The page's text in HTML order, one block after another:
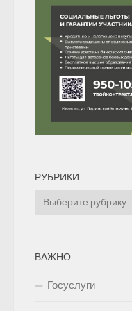
РУБРИКИ
Рубрики
ВАЖНО
Госуслуги